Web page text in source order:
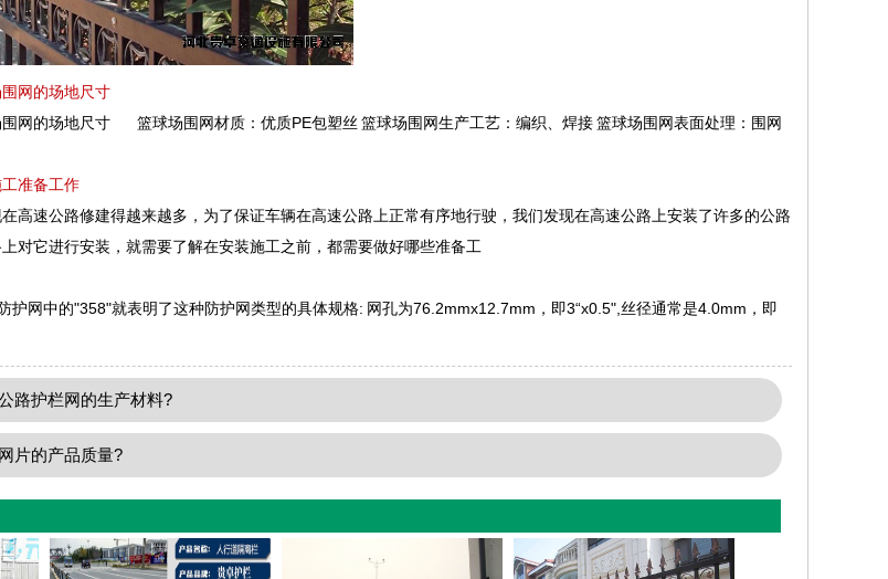
网的场地尺寸
网的场地尺寸 篮球场围网材质：优质PE包塑丝 篮球场围网生产工艺：编织、焊接 篮球场围网表面处理：围网
准备工作
速公路修建得越来越多，为了保证车辆在高速公路上正常有序地行驶，我们发现在高速公路上安装了许多的公路
对它进行安装，就需要了解在安装施工之前，都需要做好哪些准备工
护网中的"358"就表明了这种防护网类型的具体规格: 网孔为76.2mmx12.7mm，即3“x0.5",丝径通常是4.0mm，即
路护栏网的生产材料?
片的产品质量?